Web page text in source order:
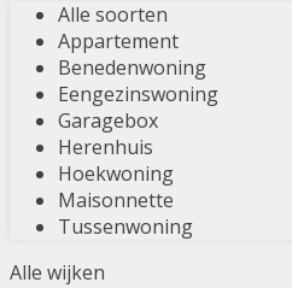
Alle soorten
Appartement
Benedenwoning
Eengezinswoning
Garagebox
Herenhuis
Hoekwoning
Maisonnette
Tussenwoning
Alle wijken